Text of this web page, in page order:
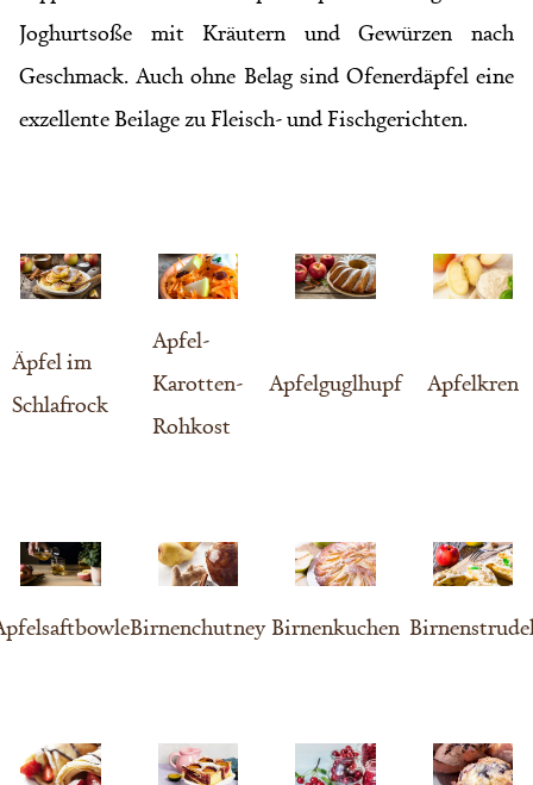
Joghurtsoße mit Kräutern und Gewürzen nach
Geschmack. Auch ohne Belag sind Ofenerdäpfel eine
exzellente Beilage zu Fleisch- und Fischgerichten.
Äpfel im
Schlafrock
Apfel-
Karotten-
Rohkost
Apfelguglhupf Apfelkren
BirnenchutneyBirnenkuchen